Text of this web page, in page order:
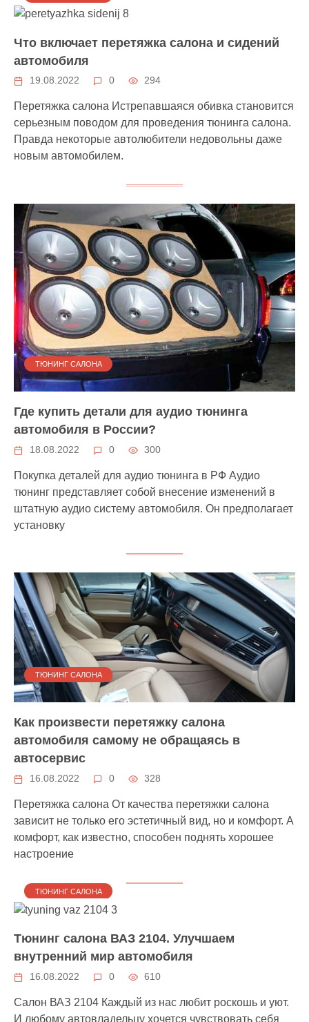
Что включает перетяжка салона и сидений
автомобиля
19.08.2022 0 294
Перетяжка салона Истрепавшаяся обивка становится
серьезным поводом для проведения тюнинга салона.
Правда некоторые автолюбители недовольны даже
новым автомобилем.
ТЮНИНГ САЛОНА
Где купить детали для аудио тюнинга
автомобиля в России?
18.08.2022 0 300
Покупка деталей для аудио тюнинга в РФ Аудио
тюнинг представляет собой внесение изменений в
штатную аудио систему автомобиля. Он предполагает
установку
ТЮНИНГ САЛОНА
Как произвести перетяжку салона
автомобиля самому не обращаясь в
автосервис
16.08.2022 0 328
Перетяжка салона От качества перетяжки салона
зависит не только его эстетичный вид, но и комфорт. А
комфорт, как известно, способен поднять хорошее
настроение
ТЮНИНГ САЛОНА
Тюнинг салона ВАЗ 2104. Улучшаем
внутренний мир автомобиля
16.08.2022 0 610
Салон ВАЗ 2104 Каждый из нас любит роскошь и уют.
И любому автовладельцу хочется чувствовать себя